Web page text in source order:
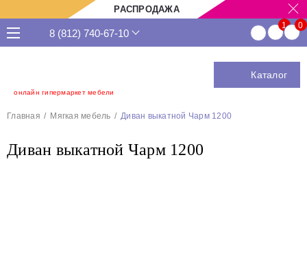
РАСПРОДАЖА
онлайн гипермаркет мебели
8 (812) 740-67-10
Каталог
Главная Мягкая мебель Диван выкатной Чарм 1200
Диван выкатной Чарм 1200